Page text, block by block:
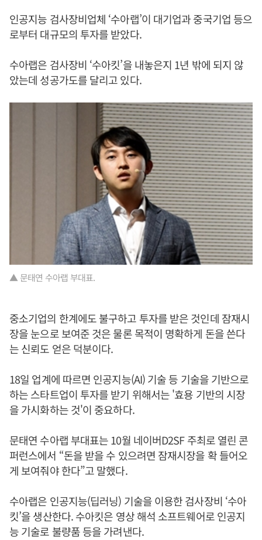
인공지능 검사장비업체 ‘수아랩’이 대기업과 중국기업 등으
로부터 대규모의 투자를 받았다.
수아랩은 검사장비 ‘수아킷’을 내놓은지 1년 밖에 되지 않
았는데 성공가도를 달리고 있다.
▲ 문태연 수아랩 부대표.
중소기업의 한계에도 불구하고 투자를 받은 것인데 잠재시
장을 눈으로 보여준 것은 물론 목적이 명확하게 돈을 쓴다
는 신뢰도 얻은 덕분이다.
18일 업계에 따르면 인공지능(AI) 기술 등 기술을 기반으로
하는 스타트업이 투자를 받기 위해서는 '효용 기반의 시장
을 가시화하는 것'이 중요하다.
문태연 수아랩 부대표는 10월 네이버D2SF 주최로 열린 콘
퍼런스에서 “돈을 받을 수 있으려면 잠재시장을 확 들어오
게 보여줘야 한다”고 말했다.
수아랩은 인공지능(딥러닝) 기술을 이용한 검사장비 ‘수아
킷’을 생산한다. 수아킷은 영상 해석 소프트웨어로 인공지
능 기술로 불량품 등을 가려낸다.